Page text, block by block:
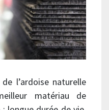
l’ardoise naturelle
matériau de